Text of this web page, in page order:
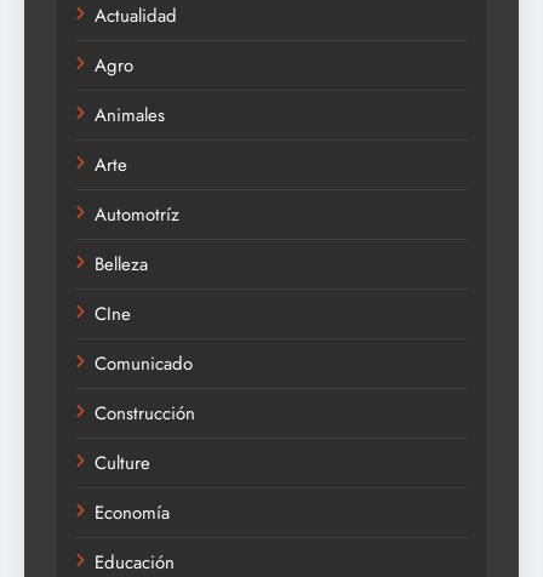
Actualidad
Agro
Animales
Arte
Automotríz
Belleza
CIne
Comunicado
Construcción
Culture
Economía
Educación